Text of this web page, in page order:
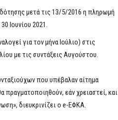
μετά τις 13/5/2016 η πληρωμή
Ιουνίου 2021.
για τον μήνα Ιούλιο) στις
με τις συντάξεις Αυγούστου.
που υπέβαλαν αίτημα
πραγματοποιηθούν, εάν χρειαστεί, και
διευκρινίζει ο e-ΕΦΚΑ.